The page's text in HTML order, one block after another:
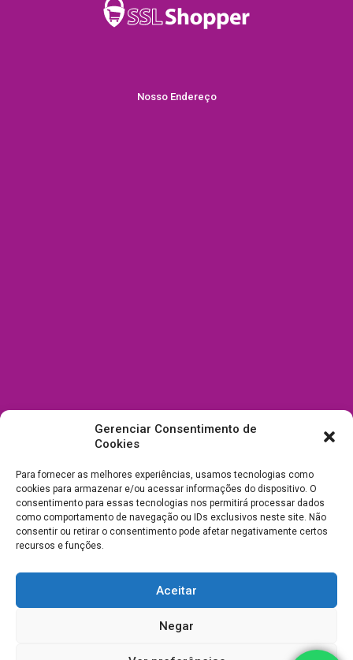
Gerenciar Consentimento de
Cookies
Para fornecer as melhores experiências, usamos tecnologias como
cookies para armazenar e/ou acessar informações do dispositivo. O
consentimento para essas tecnologias nos permitirá processar dados
como comportamento de navegação ou IDs exclusivos neste site. Não
consentir ou retirar o consentimento pode afetar negativamente certos
recursos e funções.
Aceitar
Negar
Nosso Endereço
Todos Direitos Reservados a Drica Enfeites Pet Shop - CNPJ:
03.238.240/0001-39 -Desenvolvimento e Suporte